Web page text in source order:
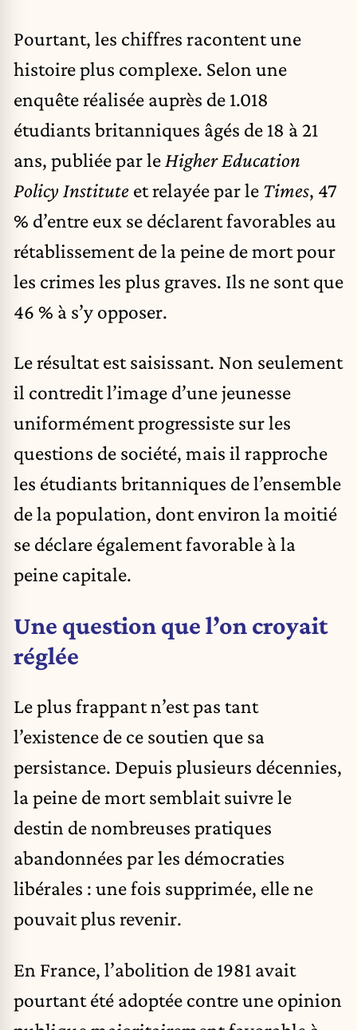
Pourtant, les chiffres racontent une
histoire plus complexe. Selon une
enquête réalisée auprès de 1.018
étudiants britanniques âgés de 18 à 21
ans, publiée par le Higher Education
Policy Institute et relayée par le Times, 47
% d’entre eux se déclarent favorables au
rétablissement de la peine de mort pour
les crimes les plus graves. Ils ne sont que
46 % à s’y opposer.
Le résultat est saisissant. Non seulement
il contredit l’image d’une jeunesse
uniformément progressiste sur les
questions de société, mais il rapproche
les étudiants britanniques de l’ensemble
de la population, dont environ la moitié
se déclare également favorable à la
peine capitale.
Une question que l’on croyait
réglée
Le plus frappant n’est pas tant
l’existence de ce soutien que sa
persistance. Depuis plusieurs décennies,
la peine de mort semblait suivre le
destin de nombreuses pratiques
abandonnées par les démocraties
libérales : une fois supprimée, elle ne
pouvait plus revenir.
En France, l’abolition de 1981 avait
pourtant été adoptée contre une opinion